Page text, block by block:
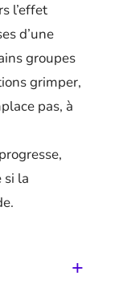
l’effet
d’une
groupes
grimper,
pas, à
si la